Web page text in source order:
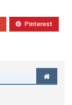
Pinterest